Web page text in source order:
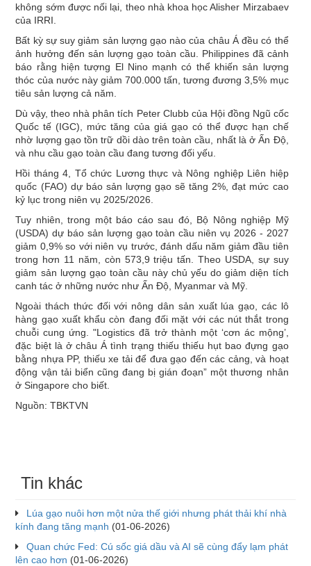
không sớm được nối lại, theo nhà khoa học Alisher Mirzabaev
của IRRI.
Bất kỳ sự suy giảm sản lượng gạo nào của châu Á đều có thể
ảnh hưởng đến sản lượng gạo toàn cầu. Philippines đã cảnh
báo rằng hiện tượng El Nino mạnh có thể khiến sản lượng
thóc của nước này giảm 700.000 tấn, tương đương 3,5% mục
tiêu sản lượng cả năm.
Dù vậy, theo nhà phân tích Peter Clubb của Hội đồng Ngũ cốc
Quốc tế (IGC), mức tăng của giá gạo có thể được hạn chế
nhờ lượng gạo tồn trữ dồi dào trên toàn cầu, nhất là ở Ấn Độ,
và nhu cầu gạo toàn cầu đang tương đối yếu.
Hồi tháng 4, Tổ chức Lương thực và Nông nghiệp Liên hiệp
quốc (FAO) dự báo sản lượng gạo sẽ tăng 2%, đạt mức cao
kỷ lục trong niên vụ 2025/2026.
Tuy nhiên, trong một báo cáo sau đó, Bộ Nông nghiệp Mỹ
(USDA) dự báo sản lượng gạo toàn cầu niên vụ 2026 - 2027
giảm 0,9% so với niên vụ trước, đánh dấu năm giảm đầu tiên
trong hơn 11 năm, còn 573,9 triệu tấn. Theo USDA, sự suy
giảm sản lượng gạo toàn cầu này chủ yếu do giảm diện tích
canh tác ở những nước như Ấn Độ, Myanmar và Mỹ.
Ngoài thách thức đối với nông dân sản xuất lúa gạo, các lô
hàng gạo xuất khẩu còn đang đối mặt với các nút thắt trong
chuỗi cung ứng. "Logistics đã trở thành một ‘cơn ác mộng’,
đặc biệt là ở châu Á tình trạng thiếu thiếu hụt bao đựng gạo
bằng nhựa PP, thiếu xe tải để đưa gạo đến các cảng, và hoạt
động vận tải biển cũng đang bị gián đoạn” một thương nhân
ở Singapore cho biết.
Nguồn: TBKTVN
Tin khác
Lúa gạo nuôi hơn một nửa thế giới nhưng phát thải khí nhà
kính đang tăng mạnh (01-06-2026)
Quan chức Fed: Cú sốc giá dầu và AI sẽ cùng đẩy lạm phát
lên cao hơn (01-06-2026)